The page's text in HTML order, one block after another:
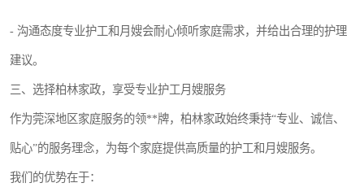
- 沟通态度专业护工和月嫂会耐心倾听家庭需求，并给出合理的护理
建议。
三、选择柏林家政，享受专业护工月嫂服务
作为莞深地区家庭服务的领**牌，柏林家政始终秉持“专业、诚信、
贴心”的服务理念，为每个家庭提供高质量的护工和月嫂服务。
我们的优势在于：